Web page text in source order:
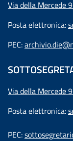
Via della Mercede
Posta elettronica:
PEC:
Via della Mercede 9
Posta elettronica:
PEC: